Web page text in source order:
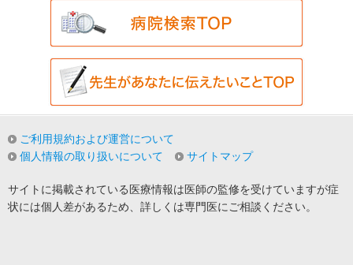
ご利用規約および運営について
個人情報の取り扱いについて
サイトマップ
サイトに掲載されている医療情報は医師の監修を受けていますが症
状には個人差があるため、詳しくは専門医にご相談ください。